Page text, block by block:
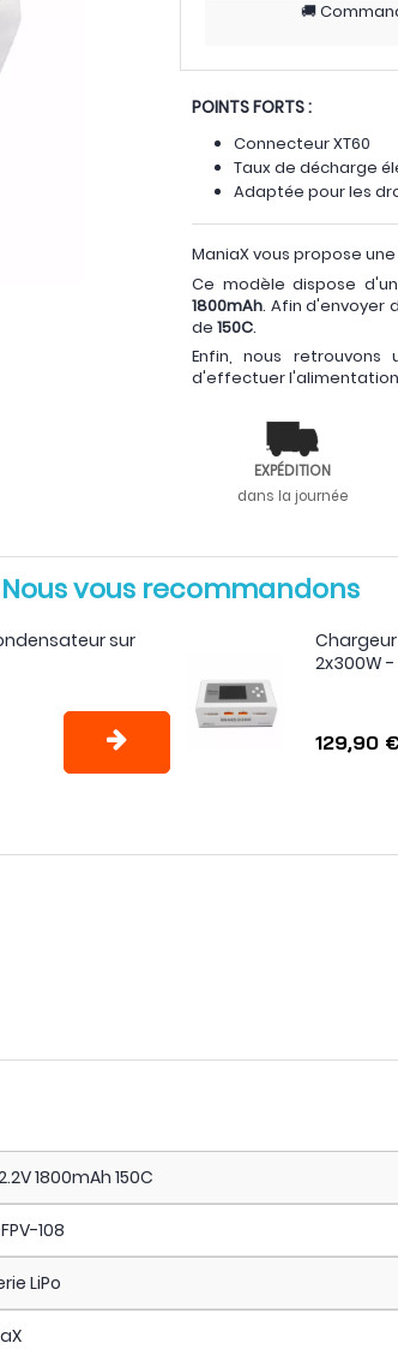
POINTS FORTS :
Connecteur XT60
Taux de décharge
Adaptée pour les
ManiaX vous propose une
Ce modèle dispose
1800mAh. Afin d'envoyer
de 150C.
Enfin, nous
d'effectuer
EXPÉDITION
dans la journée
Nous vous recommandons
sur
2x300W
129,90
1800mAh 150C
108
LiPo